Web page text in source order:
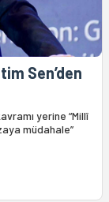
Sen’den
yerine “Millî
müdahale”